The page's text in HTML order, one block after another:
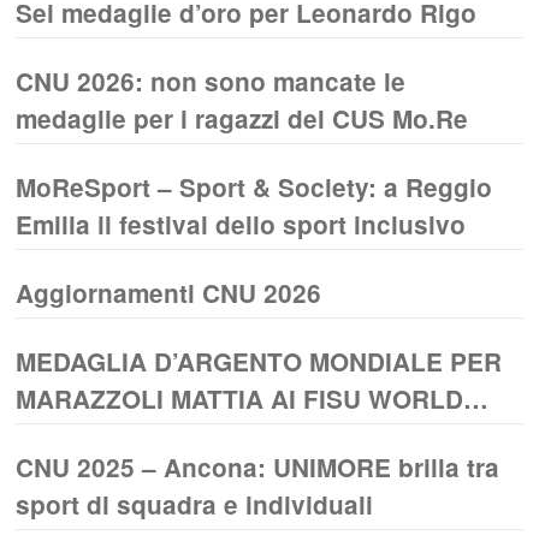
Sei medaglie d’oro per Leonardo Rigo
CNU 2026: non sono mancate le
medaglie per i ragazzi del CUS Mo.Re
MoReSport – Sport & Society: a Reggio
Emilia il festival dello sport inclusivo
Aggiornamenti CNU 2026
MEDAGLIA D’ARGENTO MONDIALE PER
MARAZZOLI MATTIA AI FISU WORLD
CHAMPIONSHIPS CASSINO 2026
CNU 2025 – Ancona: UNIMORE brilla tra
sport di squadra e individuali